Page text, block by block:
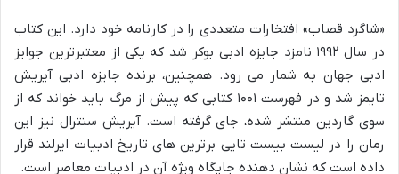
«شاگرد قصاب» افتخارات متعددی را در کارنامه خود دارد. این کتاب
در سال ۱۹۹۲ نامزد جایزه ادبی بوکر شد که یکی از معتبرترین جوایز
ادبی جهان به شمار می رود. همچنین، برنده جایزه ادبی آیریش
تایمز شد و در فهرست ۱۰۰۱ کتابی که پیش از مرگ باید خواند که از
سوی گاردین منتشر شده، جای گرفته است. آیریش سنترال نیز این
رمان را در لیست بیست تایی برترین های تاریخ ادبیات ایرلند قرار
داده است که نشان دهنده جایگاه ویژه آن در ادبیات معاصر است.